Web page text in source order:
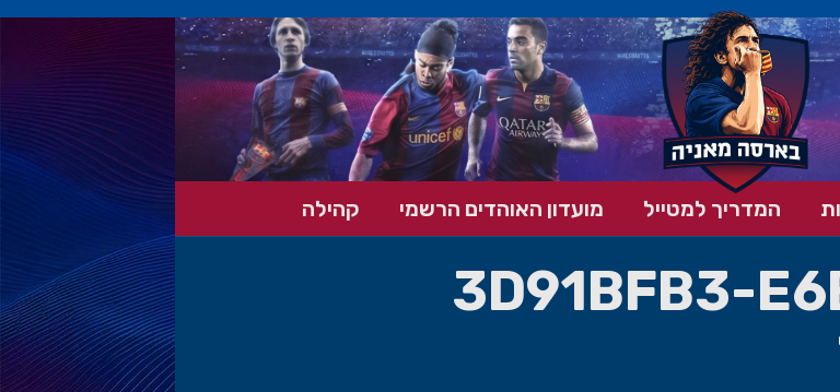
המדריך למטייל מועדון האוהדים הרשמי קהילה
3D91BFB3-